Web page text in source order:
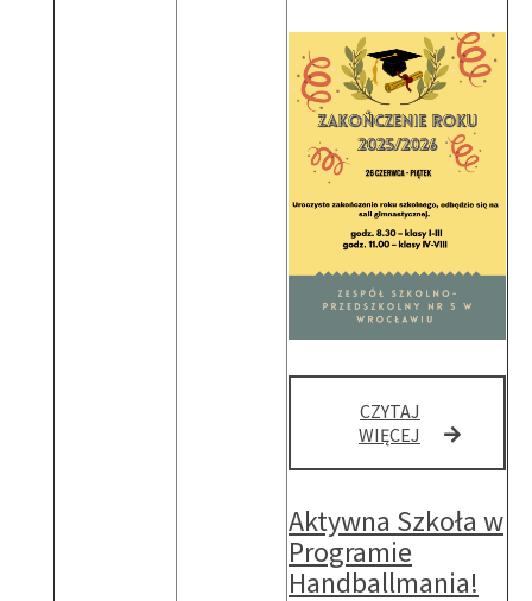
CZYTAJ
WIĘCEJ
Aktywna Szkoła w
Programie
Handballmania!